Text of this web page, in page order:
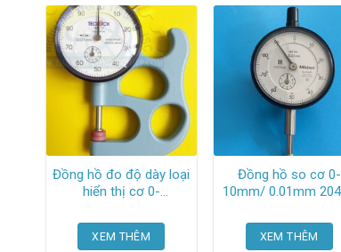
Đồng hồ đo độ dày loại
hiển thị cơ 0-
throat SM-112 Teclock
XEM THÊM
Đồng hồ so cơ 0-
10mm/ 0.01mm 2046S
XEM THÊM